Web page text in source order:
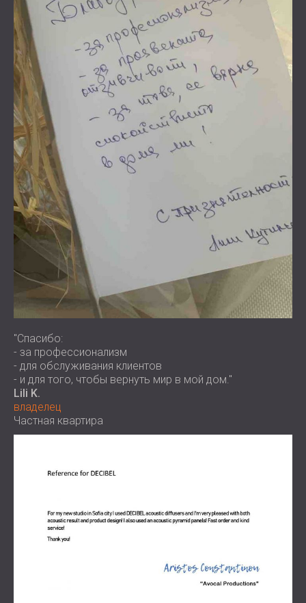
"Спасибо:
- за профессионализм
- для обслуживания клиентов
- и для того, чтобы вернуть мир в мой дом."
Lili K.
владелец
Частная квартира